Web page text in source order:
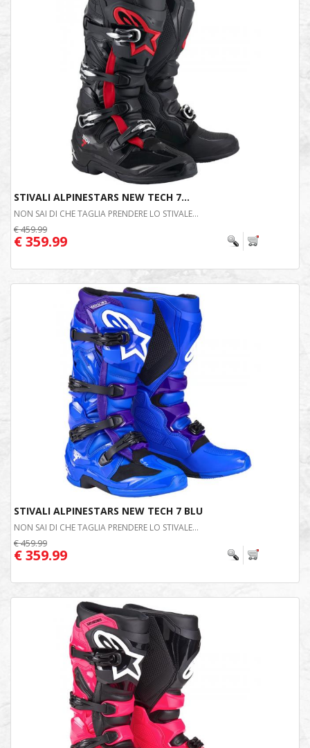
STIVALI ALPINESTARS NEW TECH 7...
NON SAI DI CHE TAGLIA PRENDERE LO STIVALE...
€ 459.99
€ 359.99
STIVALI ALPINESTARS NEW TECH 7 BLU
NON SAI DI CHE TAGLIA PRENDERE LO STIVALE...
€ 459.99
€ 359.99